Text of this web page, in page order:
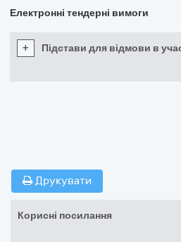
Електронні тендерні вимоги
+ Підстави для відмови в
Друкувати
Корисні посилання